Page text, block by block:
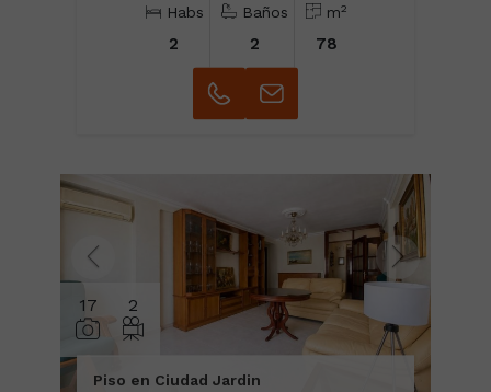
Habs
2
Baños
2
m2
78
17 2
Piso en Ciudad Jardin